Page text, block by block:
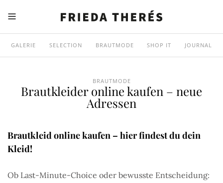
GALERIE SELECTION BRAUTMODE SHOP IT JOURNAL
BRAUTMODE
Brautkleider online kaufen – neue
Adressen
Brautkleid online kaufen – hier findest du dein
Kleid!
Ob Last-Minute-Choice oder bewusste Entscheidung: